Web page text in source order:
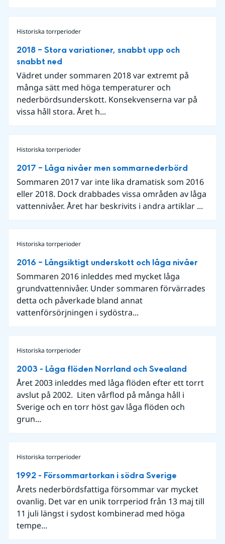
Historiska torrperioder
2018 – Stora variationer, snabbt upp och
snabbt ned
Vädret under sommaren 2018 var extremt på
många sätt med höga temperaturer och
nederbördsunderskott. Konsekvenserna var på
vissa håll stora. Året h...
Historiska torrperioder
2017 – Låga nivåer men sommarnederbörd
Sommaren 2017 var inte lika dramatisk som 2016
eller 2018. Dock drabbades vissa områden av låga
vattennivåer. Året har beskrivits i andra artiklar ...
Historiska torrperioder
2016 – Långsiktigt underskott och låga nivåer
Sommaren 2016 inleddes med mycket låga
grundvattennivåer. Under sommaren förvärrades
detta och påverkade bland annat
vattenförsörjningen i sydöstra...
Historiska torrperioder
2003 - Låga flöden Norrland och Svealand
Året 2003 inleddes med låga flöden efter ett torrt
avslut på 2002. Liten vårflod på många håll i
Sverige och en torr höst gav låga flöden och
grun...
Historiska torrperioder
1992 - Försommartorkan i södra Sverige
Årets nederbördsfattiga försommar var mycket
ovanlig. Det var en unik torrperiod från 13 maj till
11 juli längst i sydost kombinerad med höga
tempe...